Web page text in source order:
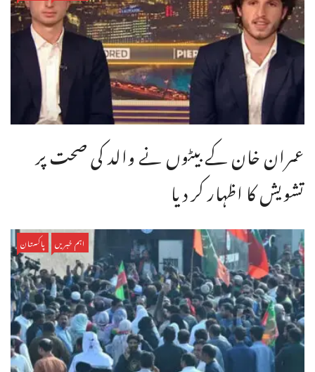
عمران خان کے بیٹوں نے والد کی صحت پر
تشویش کا اظہار کر دیا
اہم خبریں پاکستان